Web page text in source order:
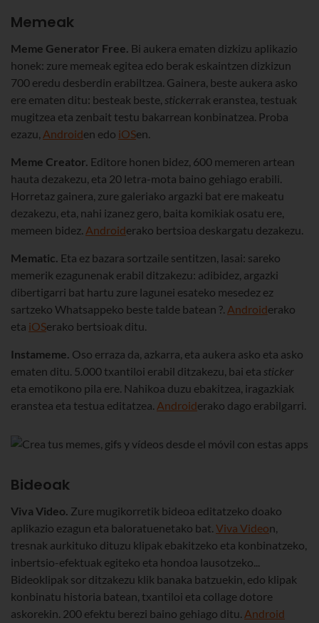
Memeak
Meme Generator Free. Bi aukera ematen dizkizu aplikazio
honek: zure memeak egitea edo berak eskaintzen dizkizun
700 eredu desberdin erabiltzea. Gainera, beste aukera asko
ere ematen ditu: besteak beste, stickerrak eranstea, testuak
mugitzea eta zenbait testu bakarrean konbinatzea. Proba
ezazu, Androiden edo iOSen.
Meme Creator. Editore honen bidez, 600 memeren artean
hauta dezakezu, eta 20 letra-mota baino gehiago erabili.
Horretaz gainera, zure galeriako argazki bat ere makeatu
dezakezu, eta, nahi izanez gero, baita komikiak osatu ere,
memeen bidez. Androiderako bertsioa deskargatu dezakezu.
Mematic. Eta ez bazara sortzaile sentitzen, lasai: sareko
memerik ezagunenak erabil ditzakezu: adibidez, argazki
dibertigarri bat hartu zure lagunei esateko mesedez ez
sartzeko Whatsappeko beste talde batean ?. Androiderako
eta iOSerako bertsioak ditu.
Instameme. Oso erraza da, azkarra, eta aukera asko eta asko
ematen ditu. 5.000 txantiloi erabil ditzakezu, bai eta sticker
eta emotikono pila ere. Nahikoa duzu ebakitzea, iragazkiak
eranstea eta testua editatzea. Androiderako dago erabilgarri.
Bideoak
Viva Video. Zure mugikorretik bideoa editatzeko doako
aplikazio ezagun eta baloratuenetako bat. Viva Videon,
tresnak aurkituko dituzu klipak ebakitzeko eta konbinatzeko,
inbertsio-efektuak egiteko eta hondoa lausotzeko...
Bideoklipak sor ditzakezu klik banaka batzuekin, edo klipak
konbinatu historia batean, txantiloi eta collage dotore
askorekin. 200 efektu berezi baino gehiago ditu. Android